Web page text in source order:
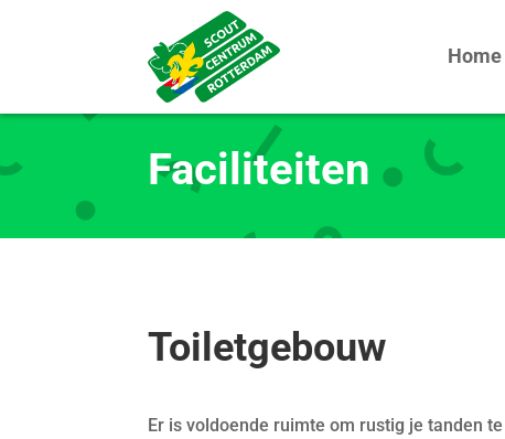
Home
Faciliteiten
Toiletgebouw
Er is voldoende ruimte om rustig je tanden